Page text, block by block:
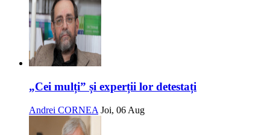
„Cei mulți” și experții lor detestați
Andrei CORNEA Joi, 06 Aug